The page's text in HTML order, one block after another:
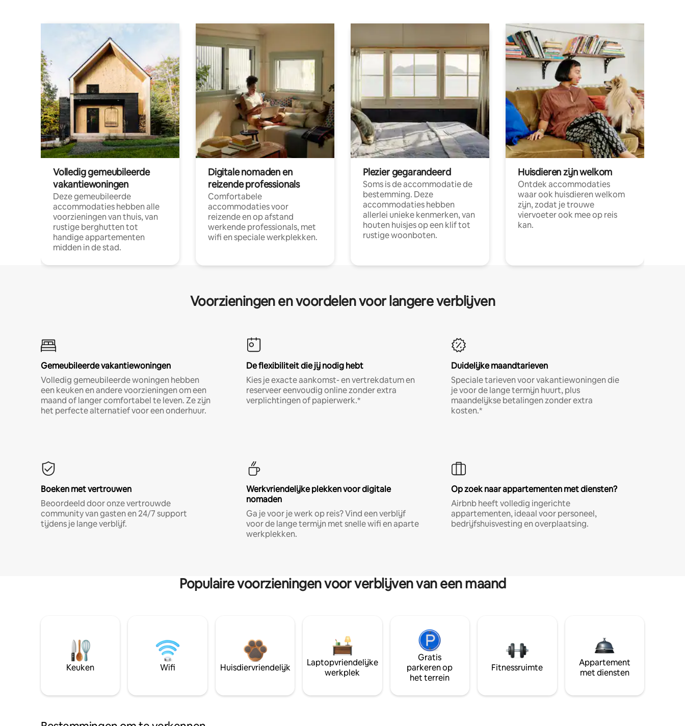
Volledig gemeubileerde
vakantiewoningen
Deze gemeubileerde
accommodaties hebben alle
voorzieningen van thuis, van
rustige berghutten tot
handige appartementen
midden in de stad.
Digitale nomaden en
reizende professionals
Comfortabele
accommodaties voor
reizende en op afstand
werkende professionals, met
wifi en speciale werkplekken.
Plezier gegarandeerd
Soms is de accommodatie de
bestemming. Deze
accommodaties hebben
allerlei unieke kenmerken, van
houten huisjes op een klif tot
rustige woonboten.
Huisdieren zijn welkom
Ontdek accommodaties
waar ook huisdieren welkom
zijn, zodat je trouwe
viervoeter ook mee op reis
kan.
Voorzieningen en voordelen voor langere verblijven
Gemeubileerde vakantiewoningen
Volledig gemeubileerde woningen hebben
een keuken en andere voorzieningen om een
maand of langer comfortabel te leven. Ze zijn
het perfecte alternatief voor een onderhuur.
De flexibiliteit die jij nodig hebt
Kies je exacte aankomst- en vertrekdatum en
reserveer eenvoudig online zonder extra
verplichtingen of papierwerk.*
Duidelijke maandtarieven
Speciale tarieven voor vakantiewoningen die
je voor de lange termijn huurt, plus
maandelijkse betalingen zonder extra
kosten.*
Boeken met vertrouwen
Beoordeeld door onze vertrouwde
community van gasten en 24/7 support
tijdens je lange verblijf.
Werkvriendelijke plekken voor digitale
nomaden
Ga je voor je werk op reis? Vind een verblijf
voor de lange termijn met snelle wifi en aparte
werkplekken.
Op zoek naar appartementen met diensten?
Airbnb heeft volledig ingerichte
appartementen, ideaal voor personeel,
bedrijfshuisvesting en overplaatsing.
Populaire voorzieningen voor verblijven van een maand
Keuken Wifi Huisdiervriendelijk
Laptopvriendelijke
werkplek
Gratis
parkeren op
het terrein
Fitnessruimte
Appartement
met diensten